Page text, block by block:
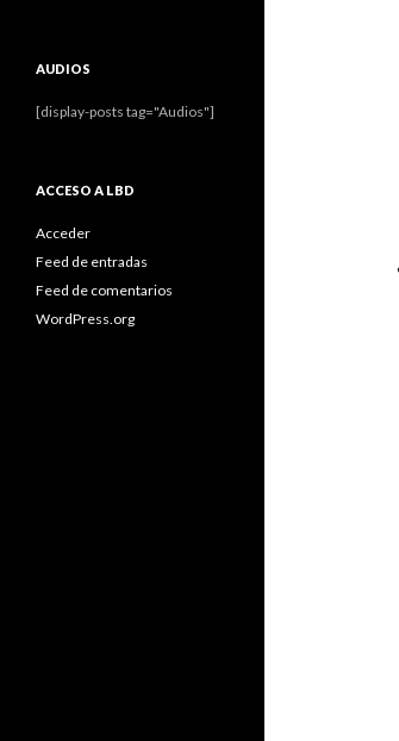
AUDIOS
[display-posts tag="Audios"]
ACCESO A LBD
Acceder
Feed de entradas
Feed de comentarios
WordPress.org